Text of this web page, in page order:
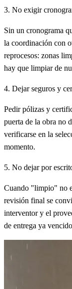
3. No exigir
Sin un cronograma
la coordinación con
reprocesos: zonas
hay que limpiar de
4. Dejar seguros y
Pedir pólizas y
puerta de la obra no
verificarse en la
momento.
5. No dejar por
Cuando "limpio" no
revisión final se
interventor y el
de entrega ya